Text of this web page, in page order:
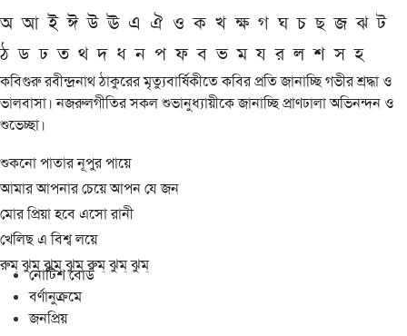
অ আ ই ঈ উ ঊ এ ঐ ও ক খ ক্ষ গ ঘ চ ছ জ ঝ ট
ঠ ড ঢ ত থ দ ধ ন প ফ ব ভ ম য র ল শ স হ
কবিগুরু রবীন্দ্রনাথ ঠাকুরের মৃত্যুবার্ষিকীতে কবির প্রতি জানাচ্ছি গভীর শ্রদ্ধা ও
ভালবাসা। নজরুলগীতির সকল শুভানুধ্যায়ীকে জানাচ্ছি প্রাণঢালা অভিনন্দন ও
শুভেচ্ছা।
শুকনো পাতার নূপুর পায়ে
আমার আপনার চেয়ে আপন যে জন
মোর প্রিয়া হবে এসো রানী
খেলিছ এ বিশ্ব লয়ে
রুম্ ঝুম্ ঝুম্ ঝুম্ রুম্ ঝুম্ ঝুম্
নোটিশ বোর্ড
বর্ণানুক্রমে
জনপ্রিয়